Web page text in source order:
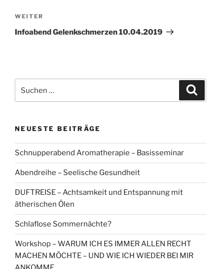
Nächster
Beitrag
WEITER
Infoabend Gelenkschmerzen 10.04.2019
nach:
NEUESTE BEITRÄGE
Schnupperabend Aromatherapie – Basisseminar
Abendreihe – Seelische Gesundheit
DUFTREISE – Achtsamkeit und Entspannung mit
ätherischen Ölen
Schlaflose Sommernächte?
Workshop – WARUM ICH ES IMMER ALLEN RECHT
MACHEN MÖCHTE – UND WIE ICH WIEDER BEI MIR